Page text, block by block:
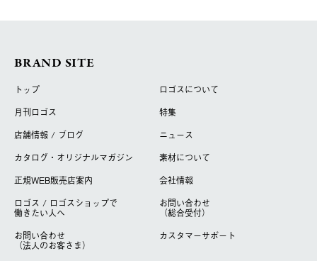
BRAND SITE
トップ
ロゴスについて
月刊ロゴス
特集
店舗情報 / ブログ
ニュース
カタログ・オリジナルマガジン
素材について
正規WEB販売店案内
会社情報
ロゴス / ロゴスショップで
働きたい人へ
お問い合わせ
（総合受付）
お問い合わせ
（法人のお客さま）
カスタマーサポート